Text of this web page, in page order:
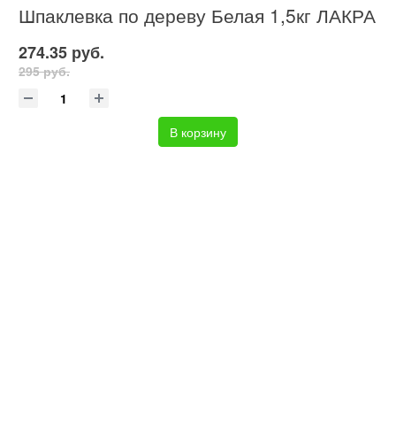
Шпаклевка по дереву Белая 1,5кг ЛАКРА
274.35 руб.
295 руб.
В корзину